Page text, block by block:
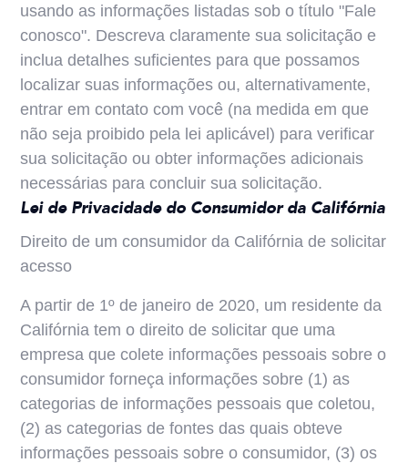
usando as informações listadas sob o título "Fale
conosco". Descreva claramente sua solicitação e
inclua detalhes suficientes para que possamos
localizar suas informações ou, alternativamente,
entrar em contato com você (na medida em que
não seja proibido pela lei aplicável) para verificar
sua solicitação ou obter informações adicionais
necessárias para concluir sua solicitação.
Lei de Privacidade do Consumidor da Califórnia
Direito de um consumidor da Califórnia de solicitar
acesso
A partir de 1º de janeiro de 2020, um residente da
Califórnia tem o direito de solicitar que uma
empresa que colete informações pessoais sobre o
consumidor forneça informações sobre (1) as
categorias de informações pessoais que coletou,
(2) as categorias de fontes das quais obteve
informações pessoais sobre o consumidor, (3) os